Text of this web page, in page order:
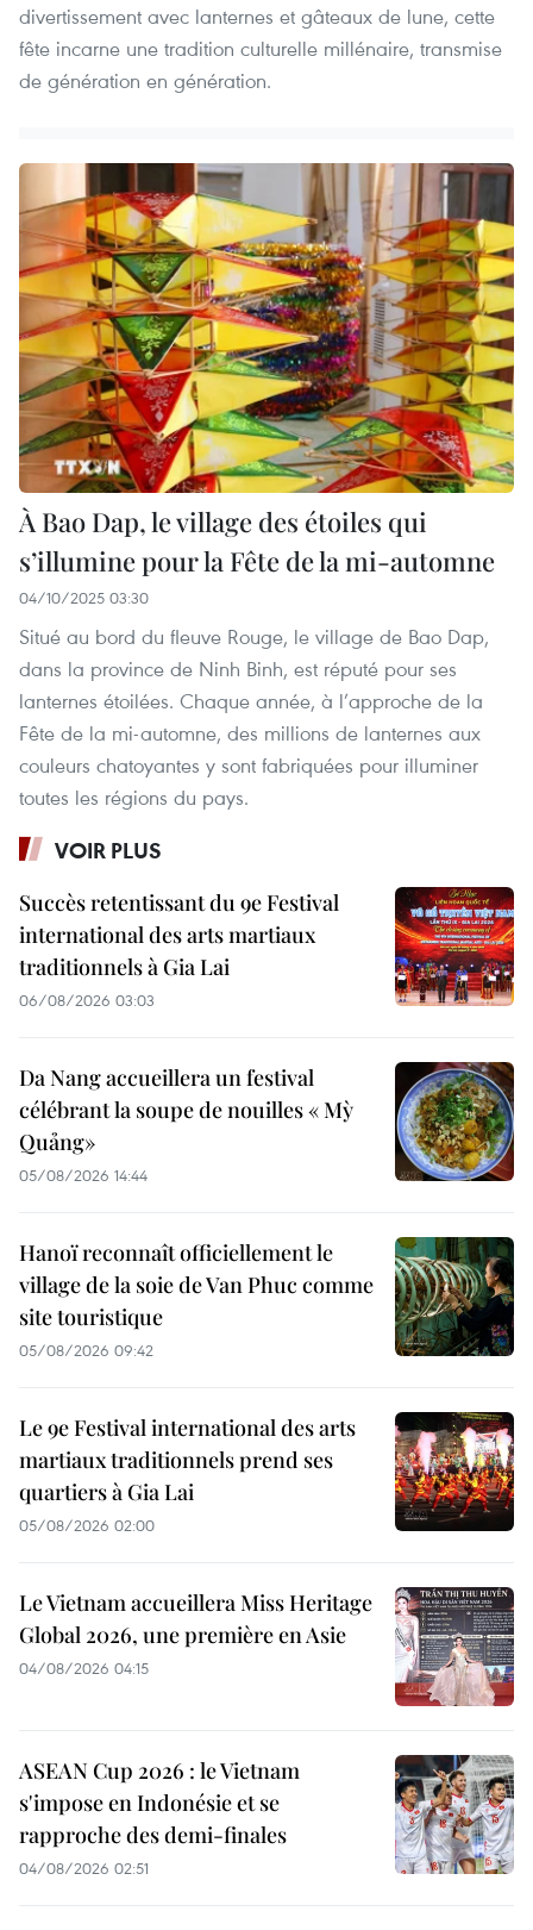
divertissement avec lanternes et gâteaux de lune, cette
fête incarne une tradition culturelle millénaire, transmise
de génération en génération.
À Bao Dap, le village des étoiles qui
s’illumine pour la Fête de la mi-automne
04/10/2025 03:30
Situé au bord du fleuve Rouge, le village de Bao Dap,
dans la province de Ninh Binh, est réputé pour ses
lanternes étoilées. Chaque année, à l’approche de la
Fête de la mi-automne, des millions de lanternes aux
couleurs chatoyantes y sont fabriquées pour illuminer
toutes les régions du pays.
VOIR PLUS
Succès retentissant du 9e Festival
international des arts martiaux
traditionnels à Gia Lai
06/08/2026 03:03
Da Nang accueillera un festival
célébrant la soupe de nouilles « Mỳ
Quảng»
05/08/2026 14:44
Hanoï reconnaît officiellement le
village de la soie de Van Phuc comme
site touristique
05/08/2026 09:42
Le 9e Festival international des arts
martiaux traditionnels prend ses
quartiers à Gia Lai
05/08/2026 02:00
Le Vietnam accueillera Miss Heritage
Global 2026, une première en Asie
04/08/2026 04:15
ASEAN Cup 2026 : le Vietnam
s'impose en Indonésie et se
rapproche des demi-finales
04/08/2026 02:51